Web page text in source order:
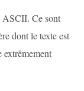
ASCII. Ce sont
dont le texte est